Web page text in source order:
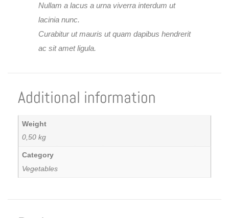
Nullam a lacus a urna viverra interdum ut
lacinia nunc.
Curabitur ut mauris ut quam dapibus hendrerit
ac sit amet ligula.
Additional information
Weight
0,50 kg
Category
Vegetables